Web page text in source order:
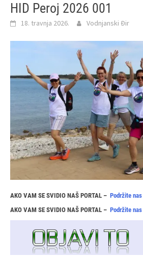
HID Peroj 2026 001
18. travnja 2026. Vodnjanski Đir
AKO VAM SE SVIDIO NAŠ PORTAL – Podržite
AKO VAM SE SVIDIO NAŠ PORTAL – Podržite